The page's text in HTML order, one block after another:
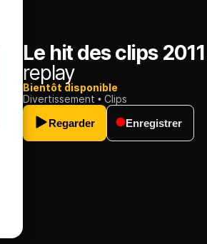
Le hit des clips 2011
replay
Bientôt disponible
Divertissement
Clips
Regarder
Enregistrer